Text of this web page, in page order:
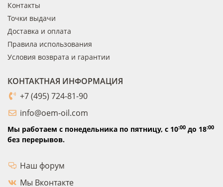
Контакты
Точки выдачи
Доставка и оплата
Правила использования
Условия возврата и гарантии
КОНТАКТНАЯ ИНФОРМАЦИЯ
+7 (495) 724-81-90
info@oem-oil.com
Мы работаем с понедельника по пятницу, с 10:00 до 18:00
без перерывов.
Наш форум
Мы Вконтакте